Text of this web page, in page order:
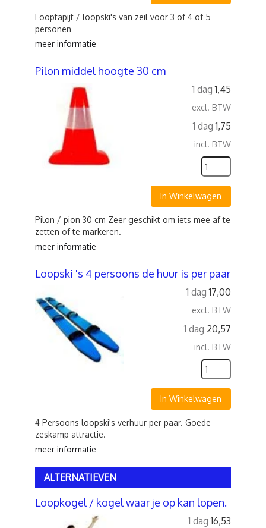
Looptapijt / loopski's van zeil voor 3 of 4 of 5
personen
meer informatie
Pilon middel hoogte 30 cm
1 dag 1,45
excl. BTW
1 dag 1,75
incl. BTW
In Winkelwagen
Pilon / pion 30 cm Zeer geschikt om iets mee af te
zetten of te markeren.
meer informatie
Loopski 's 4 persoons de huur is per paar
1 dag 17,00
excl. BTW
1 dag 20,57
incl. BTW
In Winkelwagen
4 Persoons loopski's verhuur per paar. Goede
zeskamp attractie.
meer informatie
ALTERNATIEVEN
Loopkogel / kogel waar je op kan lopen.
1 dag 16,53